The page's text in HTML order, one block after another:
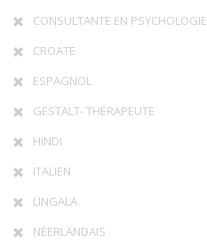
CONSULTANTE EN PSYCHOLOGIE
CROATE
ESPAGNOL
GESTALT- THÉRAPEUTE
HINDI
ITALIEN
LINGALA
NÉERLANDAIS